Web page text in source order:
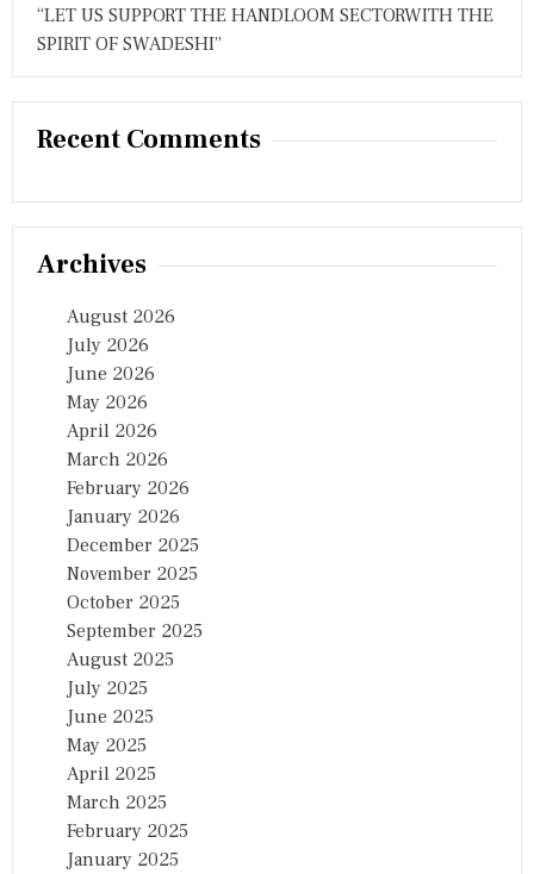
“LET US SUPPORT THE HANDLOOM SECTORWITH THE
SPIRIT OF SWADESHI”
Recent Comments
Archives
August 2026
July 2026
June 2026
May 2026
April 2026
March 2026
February 2026
January 2026
December 2025
November 2025
October 2025
September 2025
August 2025
July 2025
June 2025
May 2025
April 2025
March 2025
February 2025
January 2025